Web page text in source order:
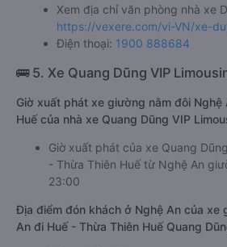
Xem địa chỉ văn phòng nhà xe
https://vexere.com/vi-VN/xe-
Điện thoại: 1900 888684
🚌 5. Xe Quang Dũng VIP
Giờ xuất phát xe giường nằm đôi Nghệ
Huế của nhà xe Quang Dũng VIP
Giờ xuất phát của xe Quang
- Thừa Thiên Huế từ Nghệ An
23:00
Địa điểm đón khách ở Nghệ An của xe
An đi Huế - Thừa Thiên Huế Quang